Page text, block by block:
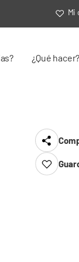
Mi
¿Qué hacer?